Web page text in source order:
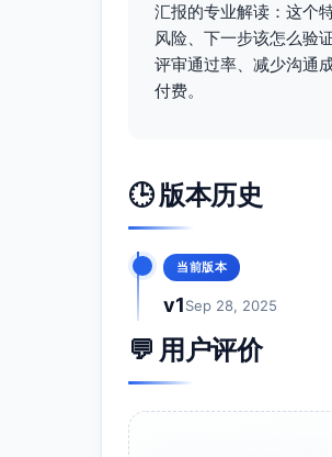
决策
基于边际效应
汇报的专业解读：这个
风险、下一步该怎么验
评审通过率、减少沟通
付费。
🕒 版本历史
当前版本
v1Sep 28, 2025
💬 用户评价